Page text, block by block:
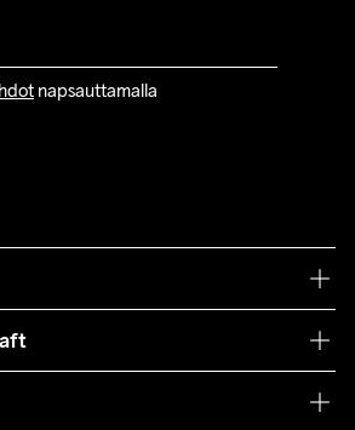
napsauttamalla